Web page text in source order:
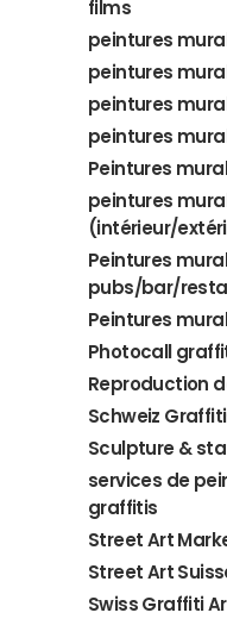
films
peintures
peintures
peintures
peintures
Peintures
peintures
(intérieur/
Peintures
pubs/bar/
Peintures
Photocall
Reproduction
Schweiz
Sculpture &
services de
graffitis
Street Art
Street Art
Swiss Graffiti